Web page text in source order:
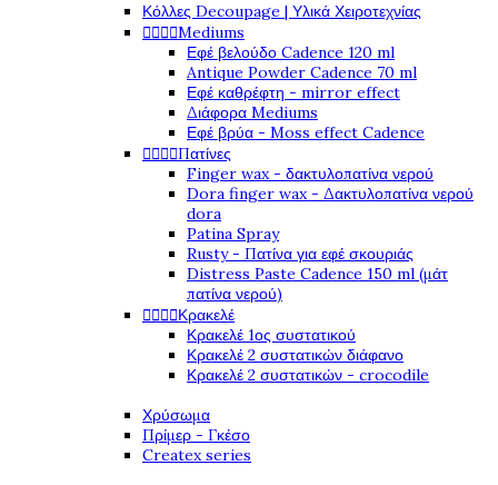
Κόλλες Decoupage | Υλικά Χειροτεχνίας
Mediums
Εφέ βελούδο Cadence 120 ml
Antique Powder Cadence 70 ml
Εφέ καθρέφτη - mirror effect
Διάφορα Mediums
Εφέ βρύα - Moss effect Cadence
Πατίνες
Finger wax - δακτυλοπατίνα νερού
Dora finger wax - Δακτυλοπατίνα νερού
dora
Patina Spray
Rusty - Πατίνα για εφέ σκουριάς
Distress Paste Cadence 150 ml (μάτ
πατίνα νερού)
Κρακελέ
Κρακελέ 1ος συστατικού
Κρακελέ 2 συστατικών διάφανο
Κρακελέ 2 συστατικών - crocodile
Χρύσωμα
Πρίμερ - Γκέσο
Createx series